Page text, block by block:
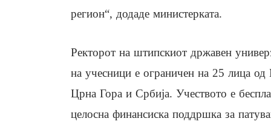
регион“, додаде министерката.
Ректорот на штипскиот државен
на учесници е ограничен на 25 лица
Црна Гора и Србија. Учеството е
целосна финансиска поддршка за